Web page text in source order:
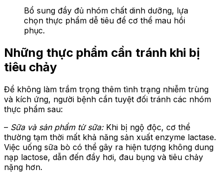
Bổ sung đầy đủ nhóm chất dinh dưỡng, lựa
chọn thực phẩm dễ tiêu để cơ thể mau hồi
phục.
Những thực phẩm cần tránh khi bị
tiêu chảy
Để không làm trầm trọng thêm tình trạng nhiễm trùng
và kích ứng, người bệnh cần tuyệt đối tránh các nhóm
thực phẩm sau:
– Sữa và sản phẩm từ sữa:Khi bị ngộ độc, cơ thể
thường tạm thời mất khả năng sản xuất enzyme lactase.
Việc uống sữa bò có thể gây ra hiện tượng không dung
nạp lactose, dẫn đến đầy hơi, đau bụng và tiêu chảy
nặng hơn.